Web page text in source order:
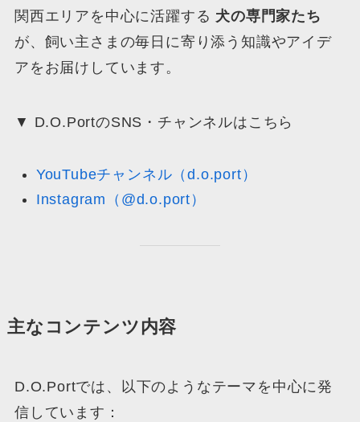
関西エリアを中心に活躍する 犬の専門家たち
が、飼い主さまの毎日に寄り添う知識やアイデ
アをお届けしています。
▼ D.O.PortのSNS・チャンネルはこちら
YouTubeチャンネル（d.o.port）
Instagram（@d.o.port）
主なコンテンツ内容
D.O.Portでは、以下のようなテーマを中心に発
信しています：